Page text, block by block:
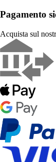
Pagamento
Acquista sul